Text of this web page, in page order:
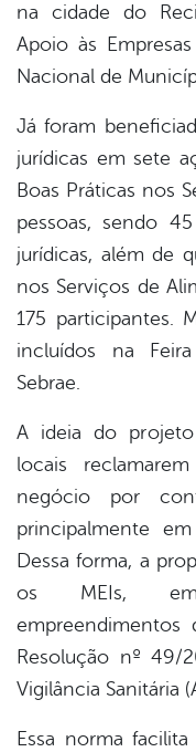
na cidade do
Apoio às
Nacional de
Já foram
jurídicas em sete
Boas Práticas nos
pessoas, sendo
jurídicas, além de
nos Serviços de
175 participantes.
incluídos na
Sebrae.
A ideia do projeto
locais
negócio por
principalmente
Dessa forma, a
os MEIs,
empreendimentos
Resolução nº 49/
Vigilância Sanitária
Essa norma